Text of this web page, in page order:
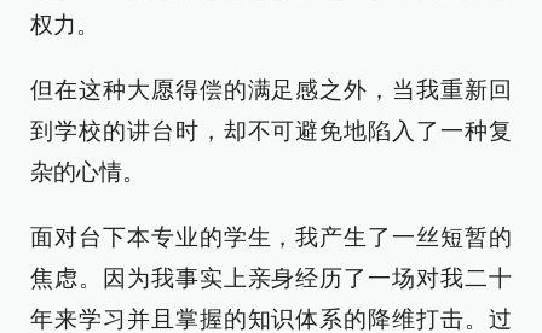
权力。
但在这种大愿得偿的满足感之外，当我重新回
到学校的讲台时，却不可避免地陷入了一种复
杂的心情。
面对台下本专业的学生，我产生了一丝短暂的
焦虑。因为我事实上亲身经历了一场对我二十
年来学习并且掌握的知识体系的降维打击。过